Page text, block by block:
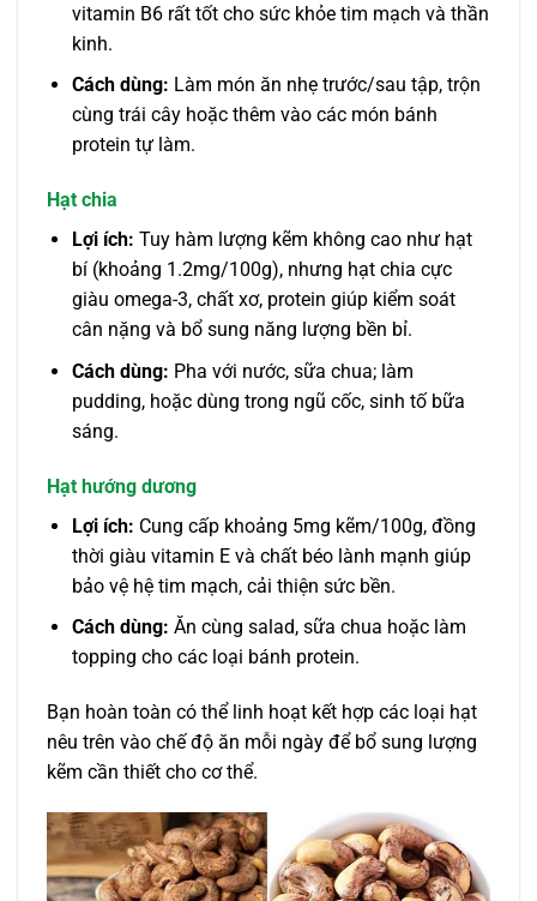
vitamin B6 rất tốt cho sức khỏe tim mạch và thần
kinh.
Cách dùng: Làm món ăn nhẹ trước/sau tập, trộn
cùng trái cây hoặc thêm vào các món bánh
protein tự làm.
Hạt chia
Lợi ích: Tuy hàm lượng kẽm không cao như hạt
bí (khoảng 1.2mg/100g), nhưng hạt chia cực
giàu omega-3, chất xơ, protein giúp kiểm soát
cân nặng và bổ sung năng lượng bền bỉ.
Cách dùng: Pha với nước, sữa chua; làm
pudding, hoặc dùng trong ngũ cốc, sinh tố bữa
sáng.
Hạt hướng dương
Lợi ích: Cung cấp khoảng 5mg kẽm/100g, đồng
thời giàu vitamin E và chất béo lành mạnh giúp
bảo vệ hệ tim mạch, cải thiện sức bền.
Cách dùng: Ăn cùng salad, sữa chua hoặc làm
topping cho các loại bánh protein.
Bạn hoàn toàn có thể linh hoạt kết hợp các loại hạt
nêu trên vào chế độ ăn mỗi ngày để bổ sung lượng
kẽm cần thiết cho cơ thể.